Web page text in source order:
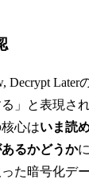
Decrypt Later
」と表現され
心はいま読
るかどうか
た暗号化デ